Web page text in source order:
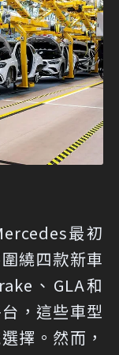
最初
繞四款新車
、GLA和
，這些車型
擇。然而，